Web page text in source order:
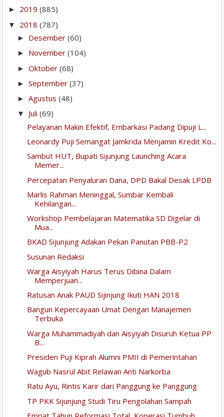
► 2019 (885)
▼ 2018 (787)
► Desember (60)
► November (104)
► Oktober (68)
► September (37)
► Agustus (48)
▼ Juli (69)
Pelayanan Makin Efektif, Embarkasi Padang Dipuji L...
Leonardy Puji Semangat Jamkrida Menjamin Kredit Ko...
Sambut HUT, Bupati Sijunjung Launching Acara
Memer...
Percepatan Penyaluran Dana, DPD Bakal Desak LPDB
Marlis Rahman Meninggal, Sumbar Kembali
Kehilangan...
Workshop Pembelajaran Matematika SD Digelar di
Mua...
BKAD Sijunjung Adakan Pekan Panutan PBB-P2
Susunan Redaksi
Warga Aisyiyah Harus Terus Dibina Dalam
Memperjuan...
Ratusan Anak PAUD Sijinjung Ikuti HAN 2018
Bangun Kepercayaan Umat Dengan Manajemen
Terbuka
Warga Muhammadiyah dan Aisyiyah Disuruh Ketua PP
B...
Presiden Puji Kiprah Alumni PMII di Pemerintahan
Wagub Nasrul Abit Relawan Anti Narkorba
Ratu Ayu, Rintis Karir dari Panggung ke Panggung
TP PKK Sijunjung Studi Tiru Pengolahan Sampah